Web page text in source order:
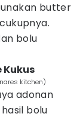
butter
bolu
Kukus
kitchen)
adonan
bolu